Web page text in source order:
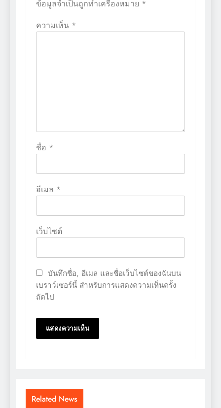
ข้อมูลจำเป็นถูกทำเครื่องหมาย *
ความเห็น *
ชื่อ *
อีเมล *
เว็บไซต์
บันทึกชื่อ, อีเมล และชื่อเว็บไซต์ของฉันบน
เบราว์เซอร์นี้ สำหรับการแสดงความเห็นครั้ง
ถัดไป
Related News